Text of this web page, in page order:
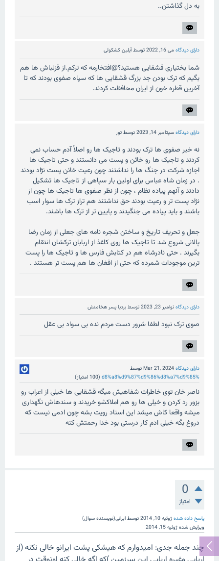
به دل گذاشتن..
دارای دیدگاهمی 16, 2022 توسطآیلین کشکولی
شما بختیاری قشقایی هستید؟@افتخارمه که ترکم.از قزلباش ها هم
بگیم که ترک بودن جد بزرگ قشقایی ها که سپاه صفوی بودند که تا
آخرین قطره خون از ایران محافظت کردند.
دارای دیدگاهسپتامبر 14, 2023 توسطتور
نه خیر صفوی ها ترک بودند و تاجیک ها رو اصلاً آدم حساب نمی
کردند و تاجیک ها رو خائن و پست می دانستند و حتی تاجیک ها
اجازه شرکت در جنگ ها را نداشتند چون رعیت خائن پست نژاد بودند
. در زمان شاه عباس برای اولین بار سپاهی از تاجیک ها تشکیل
دادند و آنهم پیاده نظام ، چون از نظر صفوی ها تاجیک ها چون از
نژاد پست تر و رعیت بودند حق نداشتند هم تراز ترک ها سوار اسب
باشند و باید پیاده می جنگیدند و پایین تر از ترک ها باشند.
جعل و تحریف تاریخ و ساختن شجره نامه های جعلی از زمان رضا
پالانی شروع شد تا تاجیک ها روی کاغذ از اربابان ترکشان انتقام
بگیرند . حتی نادرشاه هم در کتابش فارس ها و تاجیک ها را پست
ترین موجودات شمرده که حتی از افغان ها هم پست تر هستند .
دارای دیدگاهنوامبر 23, 2023 توسطبردیا پسر هخامنش
صوی ترک نبود لطفا شرور دست مردم نده بی سواد بی عقل
دارای دیدگاهMar 21, 2024توسط
%d8%a8%d9%87%d9%86%d8%a7%d9%85
(
100 امتیاز)
ناصر خان توی خاطرات شفاهیش میگه قشقایی ها خیلی از اعراب رو
بزور رد کردن و خیلی ها رو هم املاکشو خریدند و سندهاش نگهداری
میشه واقعا کاش میشد این اسناد رویت بشه چون ادمی نیست که
دروغ بگه خیلی ادم کار درستی بود خدا رحمتش کنه
0
امتیاز
پاسخ داده شدهژوئیه 10, 2014 توسطایرانی(نویسنده سوال)
ویرایش شدهژوئیه 15, 2014
چند جمله جدی: امیدوارم که هیشکی پشت ایرانو خالی نکنه (از